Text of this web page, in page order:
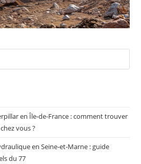
en Île-de-France : comment trouver
vous ?
en Seine-et-Marne : guide
du 77